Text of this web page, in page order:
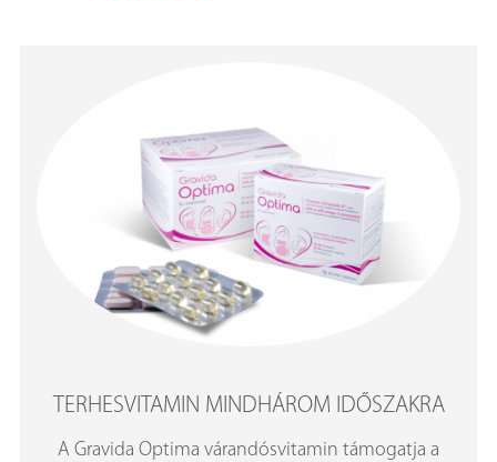
TERHESVITAMIN MINDHÁROM IDŐSZAKRA
A Gravida Optima várandósvitamin támogatja a